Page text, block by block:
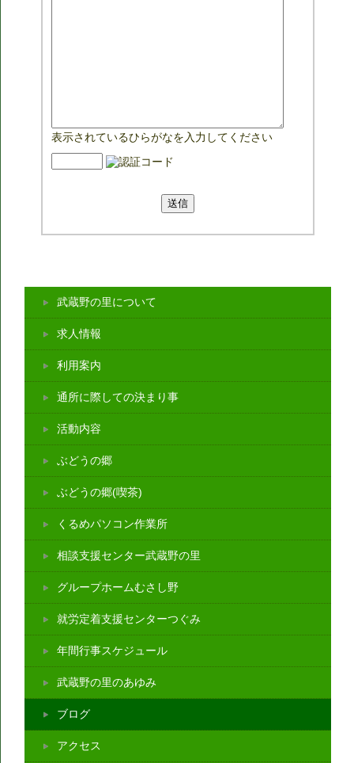
表示されているひらがなを入力してください
武蔵野の里について
求人情報
利用案内
通所に際しての決まり事
活動内容
ぶどうの郷
ぶどうの郷(喫茶)
くるめパソコン作業所
相談支援センター武蔵野の里
グループホームむさし野
就労定着支援センターつぐみ
年間行事スケジュール
武蔵野の里のあゆみ
ブログ
アクセス